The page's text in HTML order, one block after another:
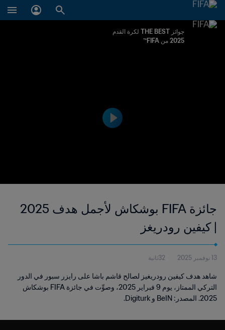
جوائز THE BEST لكرة القدم
2025 من FIFA™
جائزة FIFA بوشكاش لأجمل هدف 2025
| كيفين رودريغز
13 نوفمبر 2025 32ثانية
شاهد هدف كيفين رودريغيز لصالح قاشم باشا على رايزر سبور في الدور
التركي الممتاز، يوم 9 فبراير 2025، وصوِّت في جائزة FIFA بوشكاش
2025. المصدر: BeIN و Digiturk.